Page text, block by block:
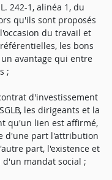
242-1, alinéa 1, du
qu'ils sont proposés
du travail et
les bons
avantage qui entre
;
d'investissement
les dirigeants et la
qu'un lien est affirmé,
d'une part l'attribution
part, l'existence et
mandat social ;